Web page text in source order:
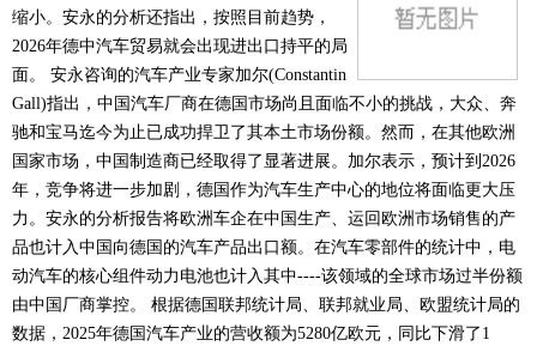
缩小。安永的分析还指出，按照目前趋势，
2026年德中汽车贸易就会出现进出口持平的局
面。 安永咨询的汽车产业专家加尔(Constantin
Gall)指出，中国汽车厂商在德国市场尚且面临不小的挑战，大众、奔
驰和宝马迄今为止已成功捍卫了其本土市场份额。然而，在其他欧洲
国家市场，中国制造商已经取得了显著进展。加尔表示，预计到2026
年，竞争将进一步加剧，德国作为汽车生产中心的地位将面临更大压
力。安永的分析报告将欧洲车企在中国生产、运回欧洲市场销售的产
品也计入中国向德国的汽车产品出口额。在汽车零部件的统计中，电
动汽车的核心组件动力电池也计入其中----该领域的全球市场过半份额
由中国厂商掌控。 根据德国联邦统计局、联邦就业局、欧盟统计局的
数据，2025年德国汽车产业的营收额为5280亿欧元，同比下滑了1